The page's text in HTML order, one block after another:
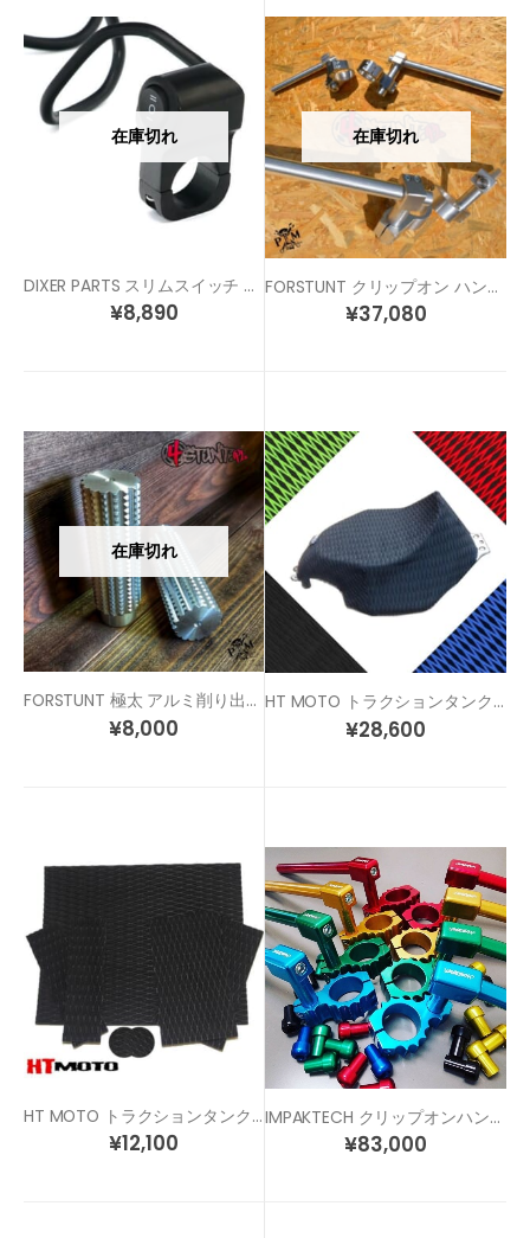
在庫切れ
DIXER PARTS スリムスイッチ スタント車両へ、ヘッドライトスイッチにも！
¥8,890
在庫切れ
FORSTUNT クリップオン ハンドル
¥37,080
在庫切れ
FORSTUNT 極太 アルミ削り出し スタント 汎用 ステップ ペグ
¥8,000
HT MOTO トラクションタンクパッド タンクフルカバータイプ
¥28,600
HT MOTO トラクションタンクパッド (40cm x 50cm)
¥12,100
IMPAKTECH クリップオンハンドル
¥83,000